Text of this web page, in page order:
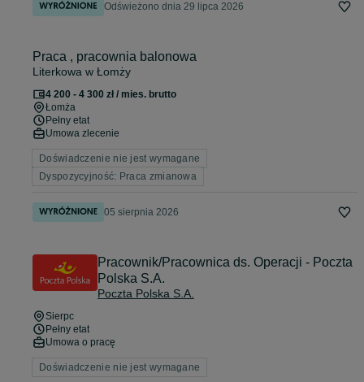
Odświeżono dnia 29 lipca 2026
Praca , pracownia balonowa
Literkowa w Łomży
4 200 - 4 300 zł / mies. brutto
Łomża
Pełny etat
Umowa zlecenie
Doświadczenie nie jest wymagane
Dyspozycyjność: Praca zmianowa
05 sierpnia 2026
Pracownik/Pracownica ds. Operacji - Poczta
Polska S.A.
Poczta Polska S.A.
Sierpc
Pełny etat
Umowa o pracę
Doświadczenie nie jest wymagane